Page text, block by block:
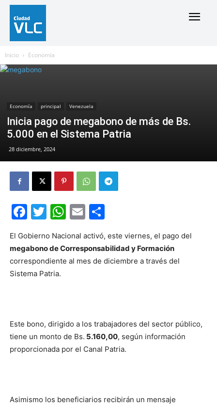
Inicio Economía
Economía principal Venezuela
Inicia pago de megabono de más de Bs.
5.000 en el Sistema Patria
28 diciembre, 2024
Facebook
Twitter
WhatsApp
Email
El Gobierno Nacional activó, este viernes, el pago del
megabono de Corresponsabilidad y Formación
correspondiente al mes de diciembre a través del
Sistema Patria.
Este bono, dirigido a los trabajadores del sector público,
tiene un monto de Bs. 5.160,00, según información
proporcionada por el Canal Patria.
Asimismo los beneficiarios recibirán un mensaje